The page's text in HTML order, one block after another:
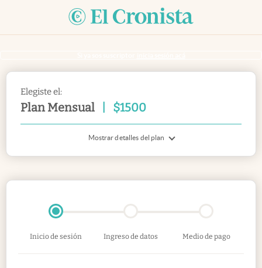
Elegiste el:
Plan Mensual $1500
Mostrar detalles del plan
Inicio de sesión Ingreso de datos Medio de pago